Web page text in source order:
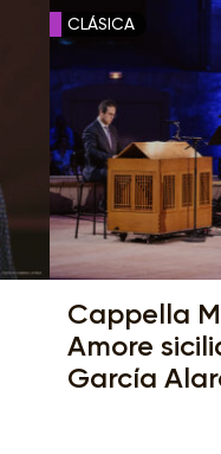
CLÁSICA
Cappella
Amore
García